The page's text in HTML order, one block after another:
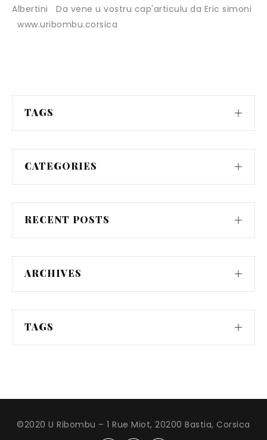
Albertini Da vene u vostru cap'articulu da Eric simoni
www.uribombu.corsica
TAGS
CATEGORIES
RECENT POSTS
ARCHIVES
TAGS
©2020 U Ribombu – 1 Rue Miot, 20200 Bastia, Corsica